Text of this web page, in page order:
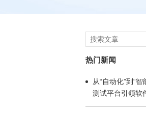
热门新闻
测试平台引领软